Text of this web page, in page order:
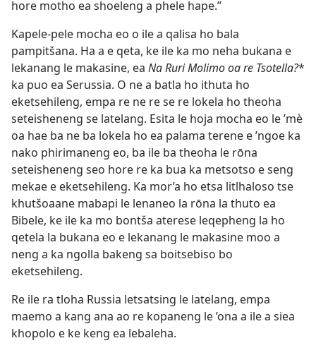
hore motho ea shoeleng a phele hape.”
Kapele-pele mocha eo o ile a qalisa ho bala
pampitšana. Ha a e qeta, ke ile ka mo neha bukana e
lekanang le makasine, ea Na Ruri Molimo oa re Tsotella?*
ka puo ea Serussia. O ne a batla ho ithuta ho
eketsehileng, empa re ne re se re lokela ho theoha
seteisheneng se latelang. Esita le hoja mocha eo le ’mè
oa hae ba ne ba lokela ho ea palama terene e ’ngoe ka
nako phirimaneng eo, ba ile ba theoha le rōna
seteisheneng seo hore re ka bua ka metsotso e seng
mekae e eketsehileng. Ka mor’a ho etsa litlhaloso tse
khutšoaane mabapi le lenaneo la rōna la thuto ea
Bibele, ke ile ka mo bontša aterese leqepheng la ho
qetela la bukana eo e lekanang le makasine moo a
neng a ka ngolla bakeng sa boitsebiso bo
eketsehileng.
Re ile ra tloha Russia letsatsing le latelang, empa
maemo a kang ana ao re kopaneng le ’ona a ile a siea
khopolo e ke keng ea lebaleha.